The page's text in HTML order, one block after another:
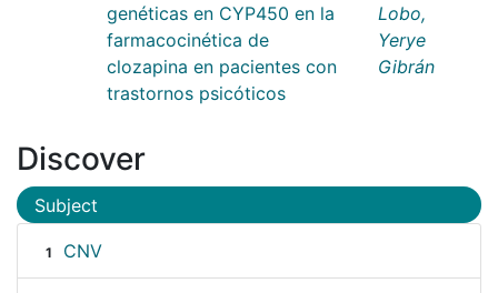
genéticas en CYP450 en la
farmacocinética de
clozapina en pacientes con
trastornos psicóticos
Lobo,
Yerye
Gibrán
Discover
Subject
1 CNV